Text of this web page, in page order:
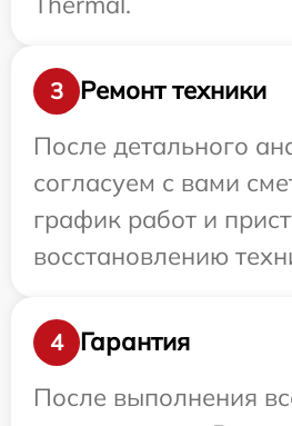
3
Ремонт техники
После детального
согласуем с вами
график работ и
восстановлению
4
Гарантия
После выполнения